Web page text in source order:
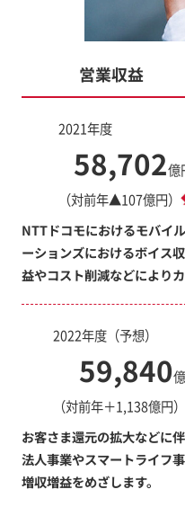
営業収益
2021年度
58,702億
（対前年▲107億円）
NTTドコモにおけるモバイ
ーションズにおけるボイス
益やコスト削減などにより
2022年度（予想）
59,840
（対前年＋1,138億円）
お客さま還元の拡大などに
法人事業やスマートライフ
増収増益をめざします。